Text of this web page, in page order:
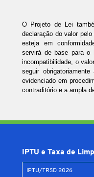
O Projeto de Lei
declaração do valor
esteja em
servirá de base para o
incompatibilidade, o
seguir
evidenciado em
contraditório e a ampla
IPTU e Taxa de
IPTU/TRSD 2026